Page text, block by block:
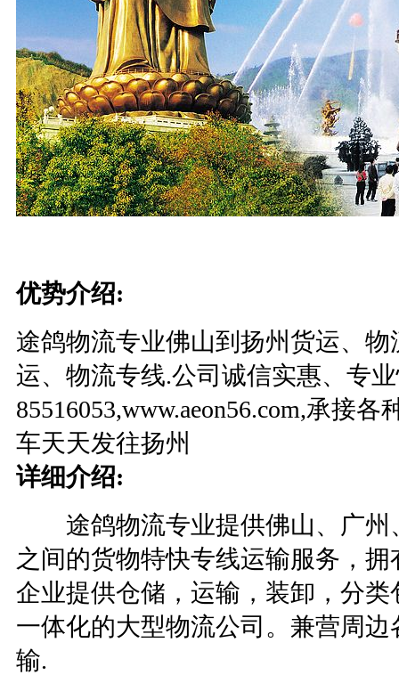
优势介绍:
途鸽物流专业佛山到扬州货运、
运、物流专线.公司诚信实惠、专
85516053,www.aeon56.com,承接
车天天发往扬州
详细介绍:
途鸽物流专业提供佛山、广州
之间的货物特快专线运输服务，
企业提供仓储，运输，装卸，分
一体化的大型物流公司。兼营周
输.